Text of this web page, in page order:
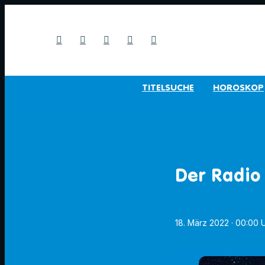
TITELSUCHE HOROSKOP
Der
18. März 2022 · 00:00